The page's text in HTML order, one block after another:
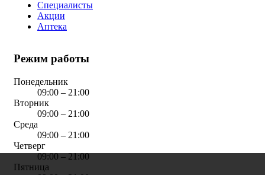
Специалисты
Акции
Аптека
Режим работы
Понедельник
09:00 – 21:00
Вторник
09:00 – 21:00
Среда
09:00 – 21:00
Четверг
09:00 – 21:00
Пятница